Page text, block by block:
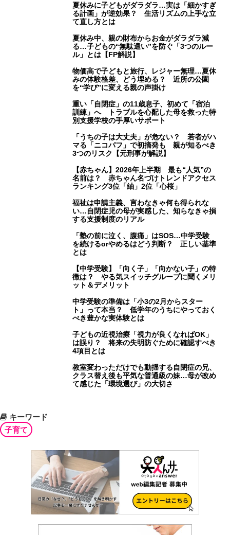
夏休みに子どもがダラダラ…実は「細かすぎ
る計画」が逆効果？ 生活リズムの上手な立
て直し方とは
夏休み中、親の財布からお金がダラダラ減
る…子どもの“無駄遣い”を防ぐ「3つのルー
ル」とは【FP解説】
物価高で子どもと旅行、レジャー無理…夏休
みの体験格差、どう埋める？ 近所の公園
を“学び”に変える親の声掛け
重い「自閉症」の11歳息子、初めて「宿泊
訓練」へ トラブルを心配した母を救った特
別支援学校の手厚いサポート
「うちの子は大丈夫」が危ない？ 若者がハ
マる「ニコパフ」で初摘発も 親が知るべき
3つのリスク【元刑事が解説】
【赤ちゃん】2026年上半期 最も“人気”の
名前は？ 赤ちゃん名づけトレンドアクセス
ランキング3位「紬」2位「心桜」
福祉は申請主義、言わなきゃ何も得られな
い…自閉症児の母が実感した、知らなきゃ損
する支援制度のリアル
「塾の前に泣く、腹痛」はSOS…中学受験
を続けるorやめるはどう判断？ 正しい基準
とは
【中学受験】「向く子」「向かない子」の特
徴は？ やる気スイッチグループに聞くメリ
ット＆デメリット
中学受験の準備は「小3の2月からスター
ト」って本当？ 低学年のうちにやっておく
べき豊かな実体験とは
子どもの近視治療「視力が良くなればOK」
は誤り？ 将来の失明防ぐために確認すべき
4項目とは
教室変わっただけでも動揺する自閉症の兄、
クラス替え後も平気な普通級の妹…母が改め
て感じた「環境選び」の大切さ
キーワード
子育て